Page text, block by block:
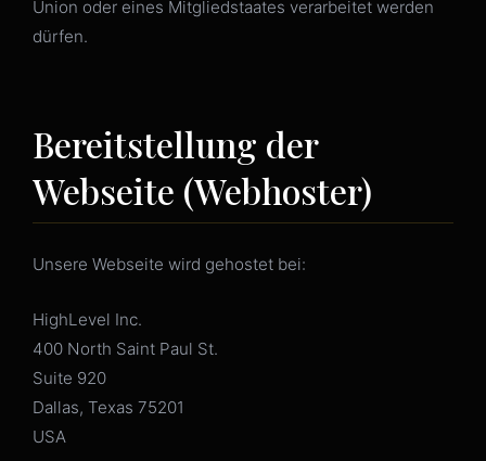
Union oder eines Mitgliedstaates verarbeitet werden
dürfen.
Bereitstellung der
Webseite (Webhoster)
Unsere Webseite wird gehostet bei:
HighLevel Inc.
400 North Saint Paul St.
Suite 920
Dallas, Texas 75201
USA